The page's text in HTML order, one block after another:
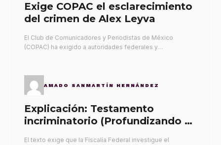
Exige COPAC el esclarecimiento
del crimen de Alex Leyva
El Club de Comunicadores y Periodistas de México
(COPAC) ha exigido a autoridades federales y…
AMADO SANMARTÍN HERNÁNDEZ
Explicación: Testamento
incriminatorio (Profundizando su
El texto exige que la Fiscalía Federal investigue el